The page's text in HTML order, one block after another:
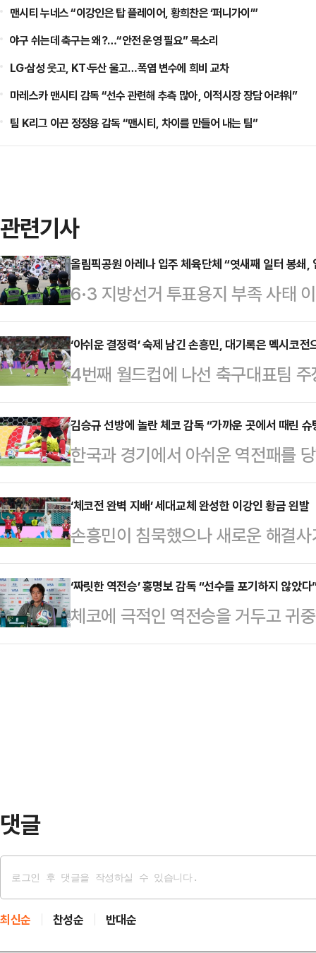
맨시티 누네스 “이강인은 탑 플레이어, 황희찬은 ‘퍼니가이’”
야구 쉬는데 축구는 왜?…“안전 운영 필요” 목소리
LG·삼성 웃고, KT·두산 울고…폭염 변수에 희비 교차
마레스카 맨시티 감독 “선수 관련해 추측 많아, 이적시장 장담 어려워”
팀 K리그 이끈 정정용 감독 “맨시티, 차이를 만들어 내는 팀”
관련기사
올림픽공원 아레나 입주 체육단체 “엿새째 일터 봉쇄,
6·3 지방선거 투표용지 부족 사태
실상 마비된 서울 송파구 올림픽공
움을 호소하며 정부와 관계기관에
드볼경기장에는 대한체육회 산하
연맹, 대한우슈협회, 대한세팍타크
맹, 대한민국댄스스포츠연맹, 대한
단체가 입주해 있다.이들은 10일
개표소 봉쇄 집회로 7일째 올림픽
‘아쉬운 결정력’ 숙제 남긴 손흥민, 대기록은 멕시코전
4번째 월드컵에 나선 축구대표팀
성을 다음 경기로 미뤘다.손흥민은
달라하라 스타디움에서 열린 2026
리그 A조 1차전 체코와 경기에 원
라운드를 누볐지만 무득점에 그친
질 대회를 시작으로 4회 연속 월드
대기록 달성을 노린다.현재 월드컵
넣으면 박…
김승규 선방에 놀란 체코 감독 “가까운 곳에서 때린 슈
한국과 경기에서 아쉬운 역전패를
홍명보호 주전 수문장 김승규(도쿄
보 감독이 이끄는 한국 축구대표팀
판의 과달라하라 스타디움에서 열
조 1차전서 체코에 2-1 역전승을
회 연속 원정 16강 진출 이상을 노
서며 조별리그 통과 가능성을 높였
코는 후…
‘체코전 완벽 지배’ 세대교체 완성한 이강인 황금 왼발
손흥민이 침묵했으나 새로운 해결
축구대표팀이 2026 국제축구연맹
역전승을 거두며 2회 연속 원정 월
으로 끼웠다.축구대표팀은 12일(한
열린 체코와의 조별리그 A조 1차
‘짜릿한 역전승’ 홍명보 감독 “선수들 포기하지 않았다
체코에 극적인 역전승을 거두고 귀
홍명보 감독이 승리의 공을 선수들
댓글
최신순 찬성순 반대순